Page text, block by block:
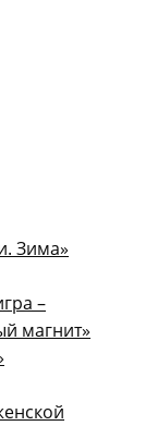
Зима»
–
магнит»